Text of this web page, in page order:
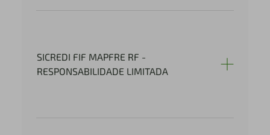
SICREDI FIF MAPFRE RF -
RESPONSABILIDADE LIMITADA